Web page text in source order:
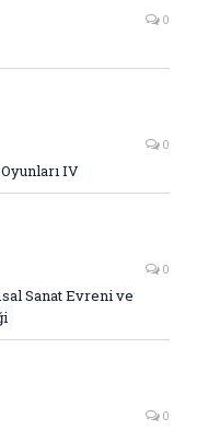
0
0
IV
0
Sanat Evreni ve
0